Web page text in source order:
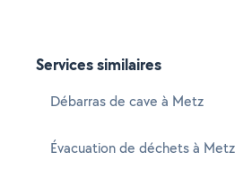
Services similaires
Débarras de cave à Metz
Évacuation de déchets à Metz